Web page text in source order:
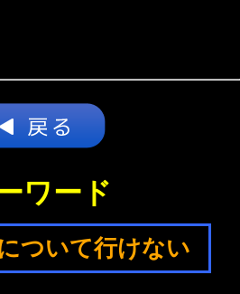
ワード
ついて行けない